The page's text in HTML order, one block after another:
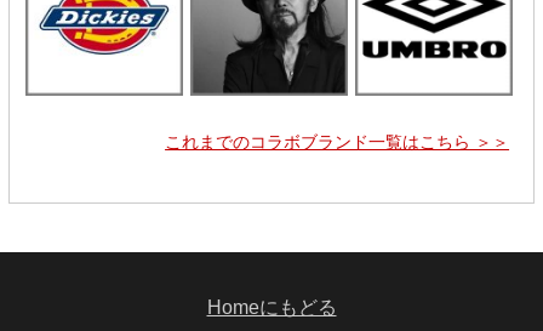
これまでのコラボブランド一覧はこちら ＞＞
Homeにもどる